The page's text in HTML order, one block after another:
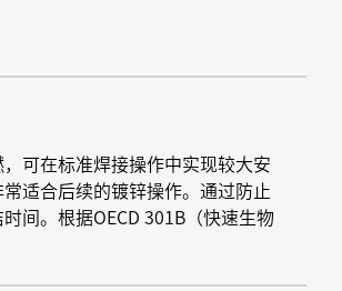
可在标准焊接操作中实现较大安
适合后续的镀锌操作。通过防止
间。根据OECD 301B（快速生物